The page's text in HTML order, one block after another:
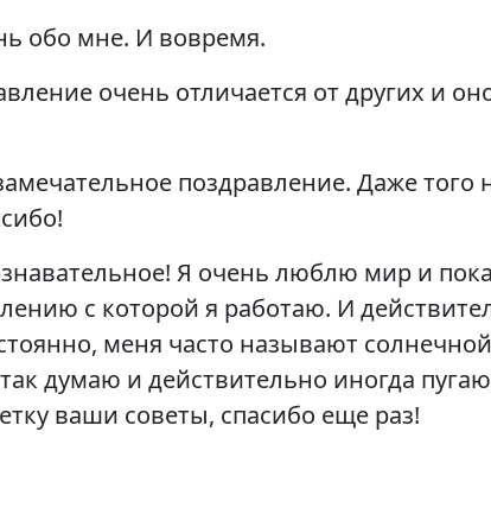
обо мне. И вовремя.
очень отличается от других и
поздравление. Даже того
Я очень люблю мир и пока
с которой я работаю. И
меня часто называют
думаю и действительно иногда
ваши советы, спасибо еще раз!